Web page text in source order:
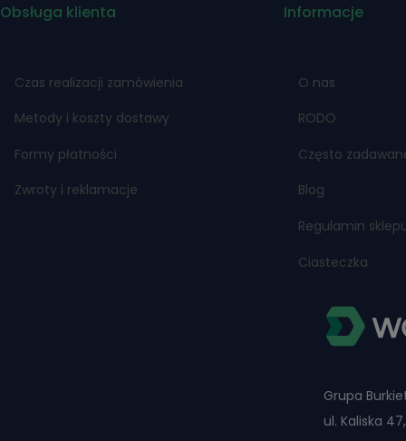
Obsługa klienta
Czas realizacji zamówienia
Metody i koszty dostawy
Formy płatności
Zwroty i reklamacje
Informacje
O nas
RODO
Często
Blog
Regulamin
Ciasteczka
Grupa
ul. Kaliska